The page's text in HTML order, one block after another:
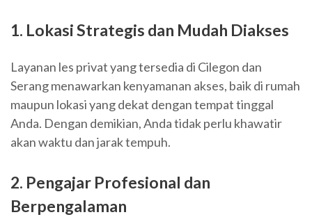
1. Lokasi Strategis dan Mudah Diakses
Layanan les privat yang tersedia di Cilegon dan
Serang menawarkan kenyamanan akses, baik di rumah
maupun lokasi yang dekat dengan tempat tinggal
Anda. Dengan demikian, Anda tidak perlu khawatir
akan waktu dan jarak tempuh.
2. Pengajar Profesional dan
Berpengalaman